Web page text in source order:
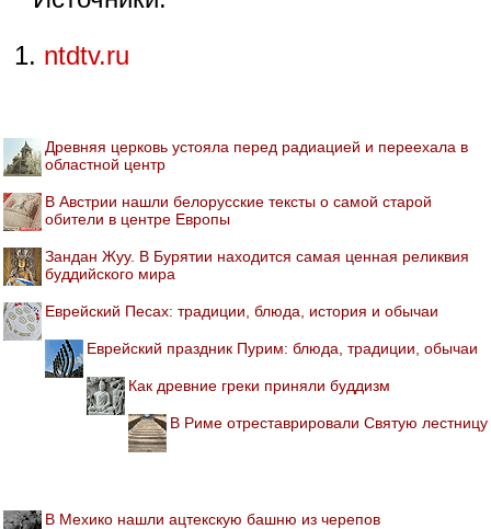
ntdtv.ru
Древняя церковь устояла перед радиацией и переехала в
областной центр
В Австрии нашли белорусские тексты о самой старой
обители в центре Европы
Зандан Жуу. В Бурятии находится самая ценная реликвия
буддийского мира
Еврейский Песах: традиции, блюда, история и обычаи
Еврейский праздник Пурим: блюда, традиции, обычаи
Как древние греки приняли буддизм
В Риме отреставрировали Святую лестницу
В Мехико нашли ацтекскую башню из черепов